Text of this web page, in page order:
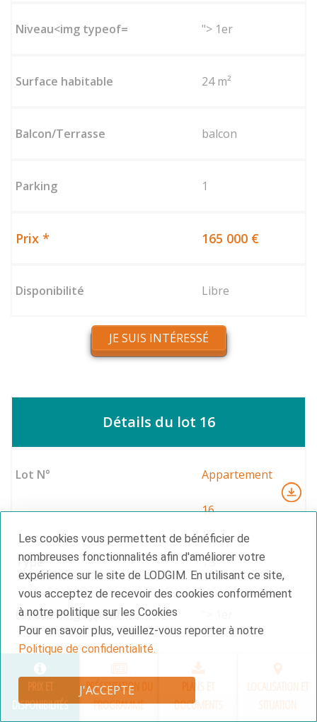
PRIX ET
DISPONIBILITÉS
PRÉSENTATION DU
PROGRAMME
DOCUMENTS
"> 1er
24 m²
balcon
1
165 000 €
Libre
JE SUIS INTÉRESSÉ
Détails du lot 16
Appartement
16
T3
Les cookies vous permettent de bénéficier de
nombreuses fonctionnalités afin d'améliorer votre
expérience sur le site de LODGIM. En utilisant ce site,
vous acceptez de recevoir des cookies conformément
à notre politique sur les Cookies
Pour en savoir plus, veuillez-vous reporter à notre
Politique de confidentialité.
J'ACCEPTE